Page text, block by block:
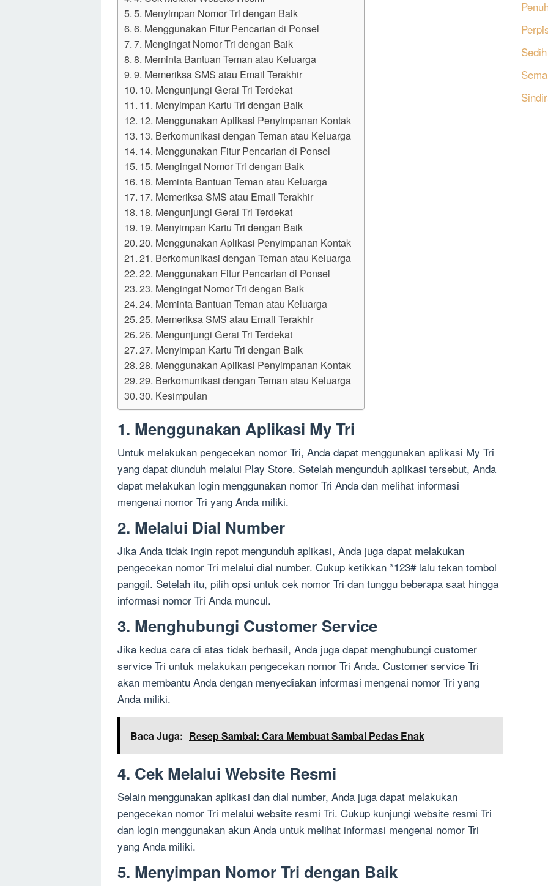
5. Menyimpan Nomor Tri dengan Baik
6. Menggunakan Fitur Pencarian di Ponsel
7. Mengingat Nomor Tri dengan Baik
8. Meminta Bantuan Teman atau Keluarga
9. Memeriksa SMS atau Email Terakhir
10. Mengunjungi Gerai Tri Terdekat
11. Menyimpan Kartu Tri dengan Baik
12. Menggunakan Aplikasi Penyimpanan Kontak
13. Berkomunikasi dengan Teman atau Keluarga
14. Menggunakan Fitur Pencarian di Ponsel
15. Mengingat Nomor Tri dengan Baik
16. Meminta Bantuan Teman atau Keluarga
17. Memeriksa SMS atau Email Terakhir
18. Mengunjungi Gerai Tri Terdekat
19. Menyimpan Kartu Tri dengan Baik
20. Menggunakan Aplikasi Penyimpanan Kontak
21. Berkomunikasi dengan Teman atau Keluarga
22. Menggunakan Fitur Pencarian di Ponsel
23. Mengingat Nomor Tri dengan Baik
24. Meminta Bantuan Teman atau Keluarga
25. Memeriksa SMS atau Email Terakhir
26. Mengunjungi Gerai Tri Terdekat
27. Menyimpan Kartu Tri dengan Baik
28. Menggunakan Aplikasi Penyimpanan Kontak
29. Berkomunikasi dengan Teman atau Keluarga
30. Kesimpulan
1. Menggunakan Aplikasi My Tri
Untuk melakukan pengecekan nomor Tri, Anda dapat menggunakan aplikasi My Tri
yang dapat diunduh melalui Play Store. Setelah mengunduh aplikasi tersebut, Anda
dapat melakukan login menggunakan nomor Tri Anda dan melihat informasi
mengenai nomor Tri yang Anda miliki.
2. Melalui Dial Number
Jika Anda tidak ingin repot mengunduh aplikasi, Anda juga dapat melakukan
pengecekan nomor Tri melalui dial number. Cukup ketikkan *123# lalu tekan tombol
panggil. Setelah itu, pilih opsi untuk cek nomor Tri dan tunggu beberapa saat hingga
informasi nomor Tri Anda muncul.
3. Menghubungi Customer Service
Jika kedua cara di atas tidak berhasil, Anda juga dapat menghubungi customer
service Tri untuk melakukan pengecekan nomor Tri Anda. Customer service Tri
akan membantu Anda dengan menyediakan informasi mengenai nomor Tri yang
Anda miliki.
Baca Juga: Resep Sambal: Cara Membuat Sambal Pedas Enak
4. Cek Melalui Website Resmi
Selain menggunakan aplikasi dan dial number, Anda juga dapat melakukan
pengecekan nomor Tri melalui website resmi Tri. Cukup kunjungi website resmi Tri
dan login menggunakan akun Anda untuk melihat informasi mengenai nomor Tri
yang Anda miliki.
5. Menyimpan Nomor Tri dengan Baik
Sedih